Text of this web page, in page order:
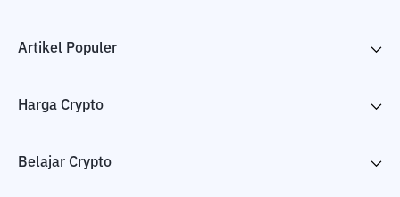
Artikel Populer
Harga Crypto
Belajar Crypto